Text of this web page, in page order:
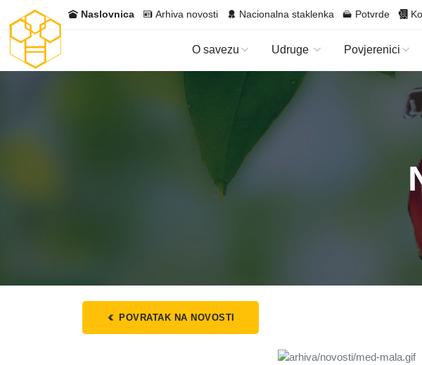
Naslovnica Arhiva novosti Nacionalna staklenka Potvrde
O savezu Udruge Povjerenici
POVRATAK NA NOVOSTI